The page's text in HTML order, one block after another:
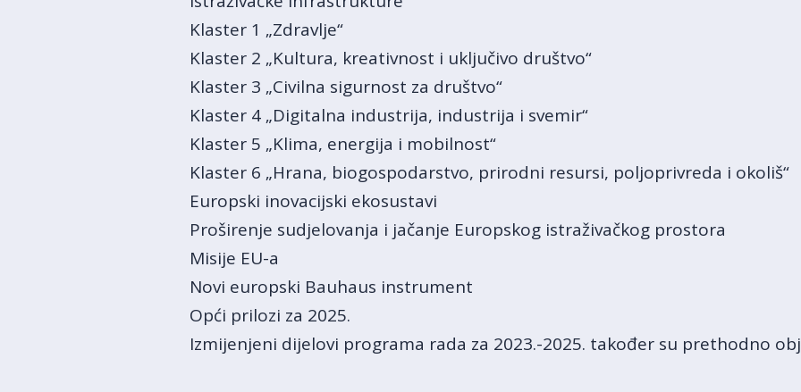
Klaster 1 „Zdravlje“
Klaster 2 „Kultura, kreativnost i uključivo društvo“
Klaster 3 „Civilna sigurnost za društvo“
Klaster 4 „Digitalna industrija, industrija i svemir“
Klaster 5 „Klima, energija i mobilnost“
Klaster 6 „Hrana, biogospodarstvo, prirodni resursi, poljoprivreda i okoliš“
Europski inovacijski ekosustavi
Proširenje sudjelovanja i jačanje Europskog istraživačkog prostora
Misije EU-a
Novi europski Bauhaus instrument
Opći prilozi za 2025.
Izmijenjeni dijelovi programa rada za 2023.-2025. također su prethodno